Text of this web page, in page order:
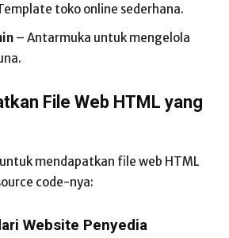
toko online sederhana.
– Antarmuka untuk mengelola
File Web HTML yang
mendapatkan file web HTML
code-nya:
Website Penyedia